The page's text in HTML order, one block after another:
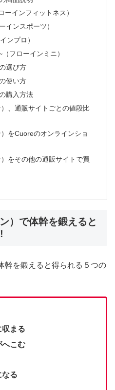
インフィットネス）
インスポーツ）
ンプロ）
フローインミニ）
選び方
使い方
購入方法
、通販サイトごとの値段比
をCuoreのオンラインショ
をその他の通販サイトで買
）で体幹を鍛えると
幹を鍛えると得られる５つの
まる
へこむ
なる